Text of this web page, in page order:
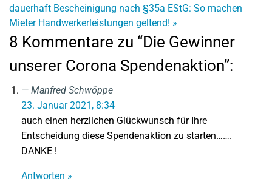
dauerhaft Bescheinigung nach §35a EStG: So machen
Mieter Handwerkerleistungen geltend! »
8 Kommentare zu “Die Gewinner
unserer Corona Spendenaktion”:
Manfred Schwöppe
23. Januar 2021, 8:34
auch einen herzlichen Glückwunsch für Ihre
Entscheidung diese Spendenaktion zu starten…….
DANKE !
Antworten »